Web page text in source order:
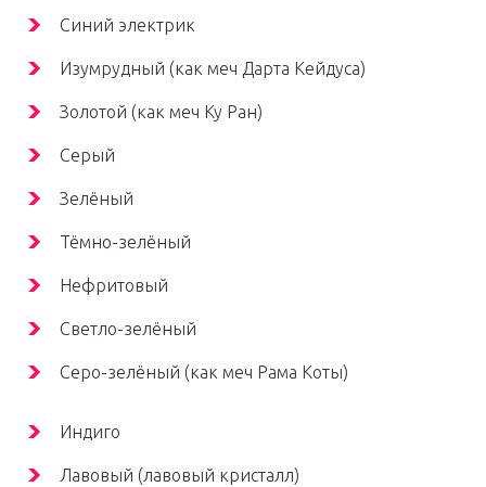
Синий электрик
Изумрудный (как меч Дарта Кейдуса)
Золотой (как меч Ку Ран)
Серый
Зелёный
Тёмно-зелёный
Нефритовый
Светло-зелёный
Серо-зелёный (как меч Рама Коты)
Индиго
Лавовый (лавовый кристалл)